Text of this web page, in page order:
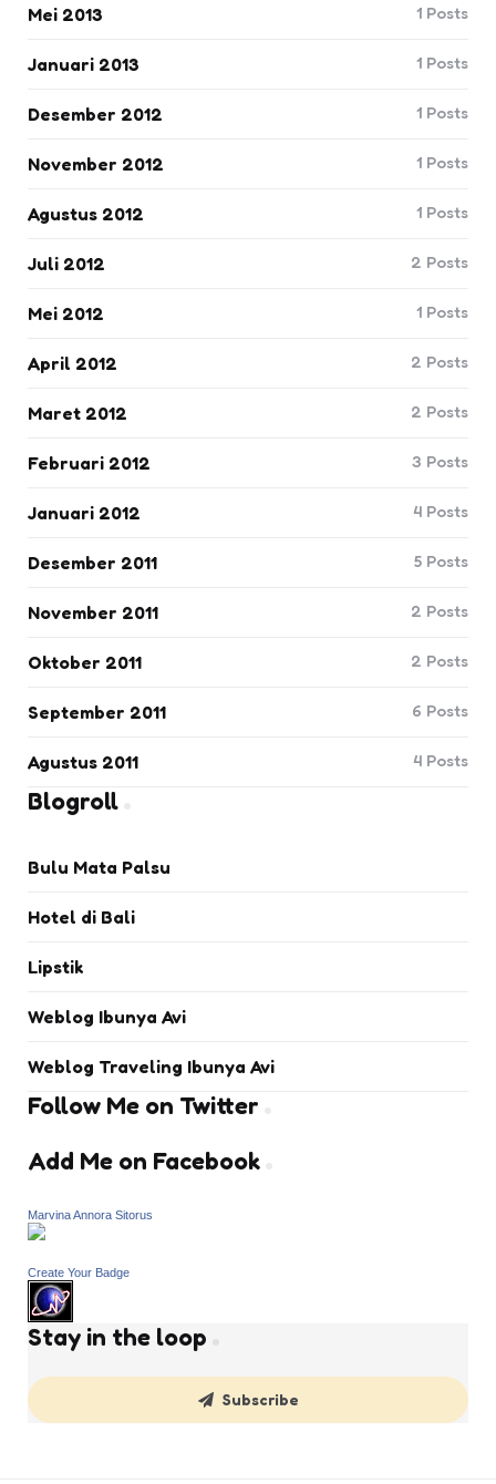
Mei 2013 1 Posts
Januari 2013 1 Posts
Desember 2012 1 Posts
November 2012 1 Posts
Agustus 2012 1 Posts
Juli 2012 2 Posts
Mei 2012 1 Posts
April 2012 2 Posts
Maret 2012 2 Posts
Februari 2012 3 Posts
Januari 2012 4 Posts
Desember 2011 5 Posts
November 2011 2 Posts
Oktober 2011 2 Posts
September 2011 6 Posts
Agustus 2011 4 Posts
Blogroll
Bulu Mata Palsu
Hotel di Bali
Lipstik
Weblog Ibunya Avi
Weblog Traveling Ibunya Avi
Follow Me on Twitter
Add Me on Facebook
Marvina Annora Sitorus
Create Your Badge
Stay in the loop
Subscribe